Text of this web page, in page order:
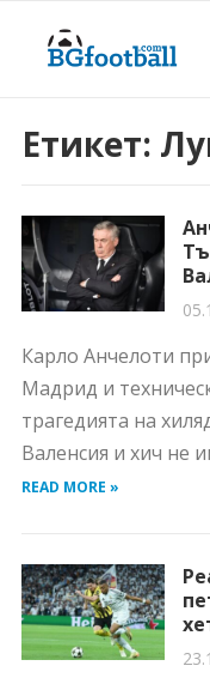
Етикет:
Карло Анчелоти
Мадрид и
трагедията на
Валенсия и хич не
READ MORE »